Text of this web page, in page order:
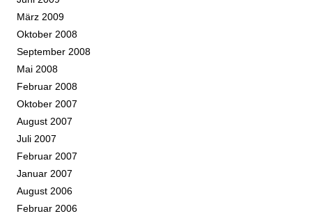
März 2009
Oktober 2008
September 2008
Mai 2008
Februar 2008
Oktober 2007
August 2007
Juli 2007
Februar 2007
Januar 2007
August 2006
Februar 2006